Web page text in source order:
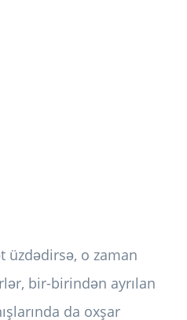
üzdədirsə, o zaman
bir-birindən ayrılan
da oxşar